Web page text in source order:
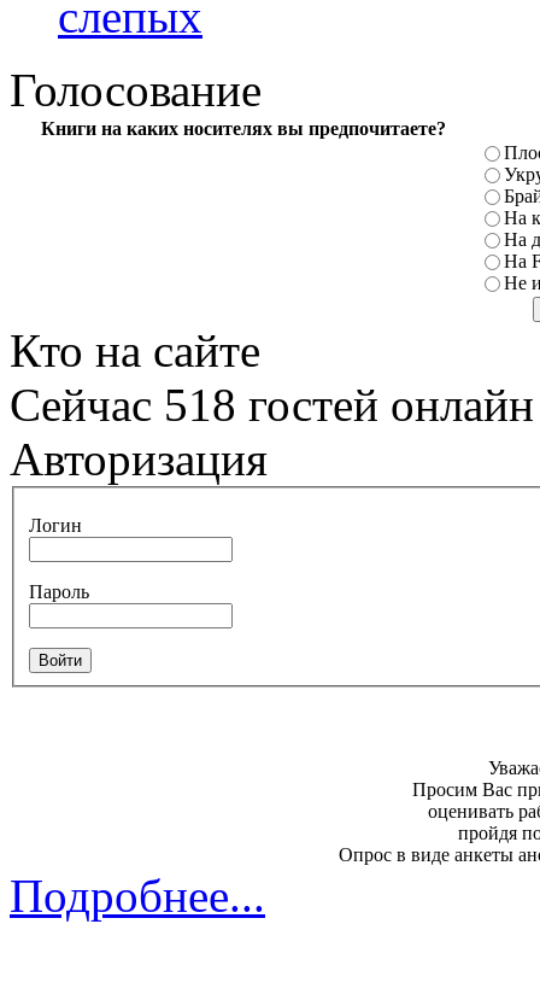
слепых
Голосование
Книги на каких носителях вы предпочитаете?
На
На
На
Не
Кто на сайте
Сейчас 518 гостей онлайн
Авторизация
Логин
Пароль
Просим Вас
оценивать
пройдя
Опрос в виде анкеты
Подробнее...